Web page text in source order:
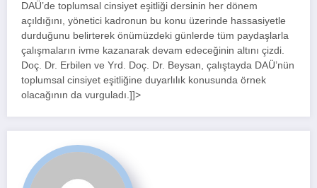
DAÜ’de toplumsal cinsiyet eşitliği dersinin her dönem
açıldığını, yönetici kadronun bu konu üzerinde hassasiyetle
durduğunu belirterek önümüzdeki günlerde tüm paydaşlarla
çalışmaların ivme kazanarak devam edeceğinin altını çizdi.
Doç. Dr. Erbilen ve Yrd. Doç. Dr. Beysan, çalıştayda DAÜ’nün
toplumsal cinsiyet eşitliğine duyarlılık konusunda örnek
olacağının da vurguladı.]]>